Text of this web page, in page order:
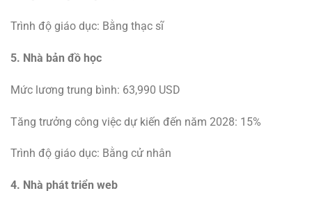
Trình độ giáo dục: Bằng thạc sĩ
5. Nhà bản đồ học
Mức lương trung bình: 63,990 USD
Tăng trưởng công việc dự kiến ​​đến năm 2028: 15%
Trình độ giáo dục: Bằng cử nhân
4. Nhà phát triển web